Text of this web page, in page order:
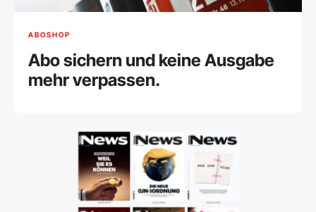
ABOSHOP
Abo sichern und keine Ausgabe
mehr verpassen.